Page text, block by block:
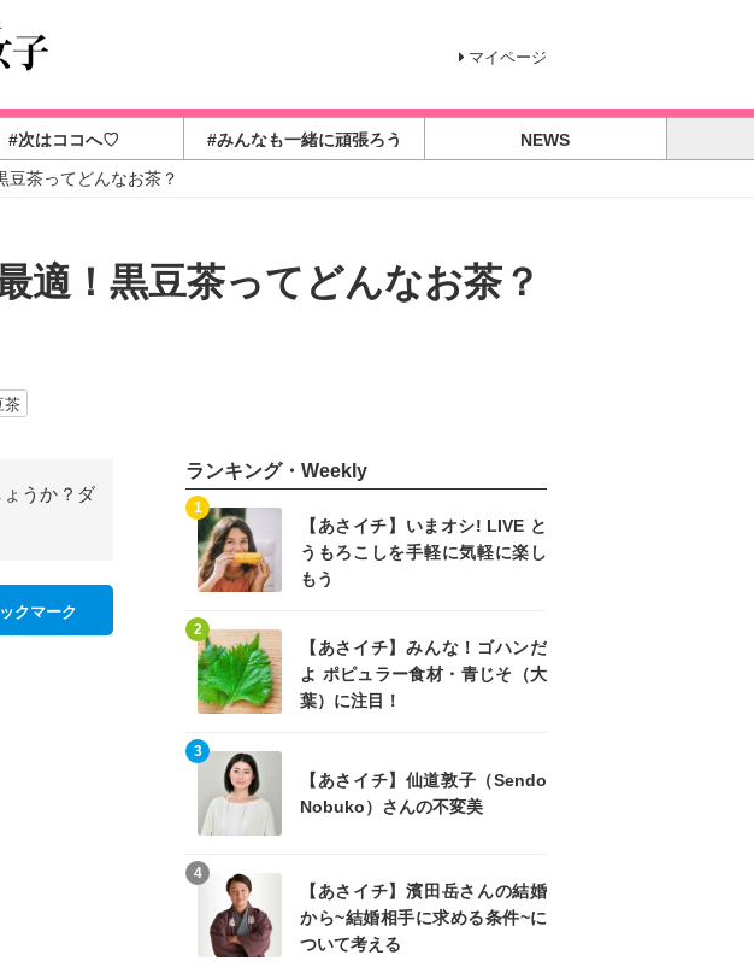
マイページ
#次はココへ♡ #みんなも一緒に頑張ろう
NEWS
豆茶ってどんなお茶？
適！黒豆茶ってどんなお茶？
茶
うか？ダ
クマーク
ランキング・Weekly
【あさイチ】いまオシ! LIVE と
うもろこしを手軽に気軽に楽し
もう
1
【あさイチ】みんな！ゴハンだ
よ ポピュラー食材・青じそ（大
葉）に注目！
2
【あさイチ】仙道敦子（Sendo
Nobuko）さんの不変美
3
【あさイチ】濱田岳さんの結婚
から~結婚相手に求める条件~に
ついて考える
4